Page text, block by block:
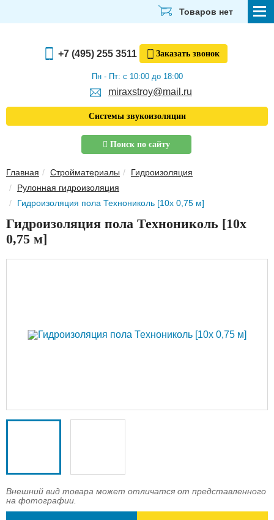
ОТДЕЛОЧНЫЕ МАТЕРИАЛЫ
ЭЛЕКТРИКА И ОСВЕЩЕНИЕ
ЗВУКОИЗОЛЯЦИЯ
ТЕПЛОИЗОЛЯЦИЯ
Главная
О компании
Скачать прайс-лист
Товаров нет
+7 (495) 255 3511 Заказать звонок
Пн - Пт: с 10:00 до 18:00
miraxstroy@mail.ru
Системы звукоизоляции
Поиск по сайту
Главная Стройматериалы
Гидроизоляция
Рулонная гидроизоляция
Гидроизоляция пола Технониколь [10х 0,75 м]
Гидроизоляция пола Технониколь [10х
0,75 м]
Внешний вид товара может отличатся от представленного
на фотографии.